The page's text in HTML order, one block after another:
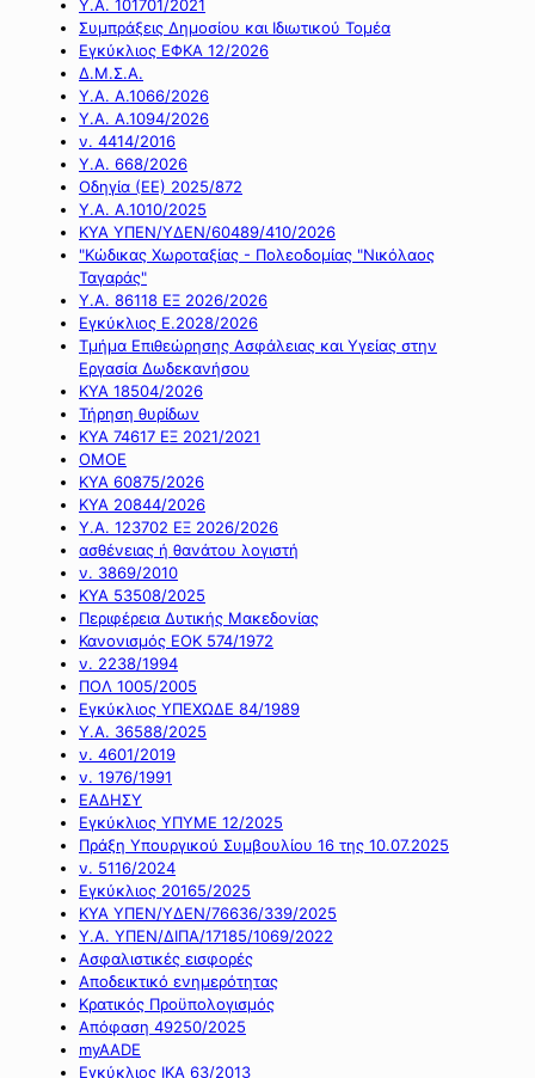
Υ.Α. 101701/2021
Συμπράξεις Δημοσίου και Ιδιωτικού Τομέα
Εγκύκλιος ΕΦΚΑ 12/2026
Δ.Μ.Σ.Α.
Υ.Α. Α.1066/2026
Υ.Α. Α.1094/2026
ν. 4414/2016
Y.A. 668/2026
Οδηγία (ΕΕ) 2025/872
Υ.Α. Α.1010/2025
ΚΥΑ ΥΠΕΝ/ΥΔΕΝ/60489/410/2026
"Κώδικας Χωροταξίας - Πολεοδομίας "Νικόλαος
Ταγαράς"
Υ.Α. 86118 ΕΞ 2026/2026
Εγκύκλιος Ε.2028/2026
Τμήμα Επιθεώρησης Ασφάλειας και Υγείας στην
Εργασία Δωδεκανήσου
ΚΥΑ 18504/2026
Τήρηση θυρίδων
ΚΥΑ 74617 ΕΞ 2021/2021
ΟΜΟΕ
ΚΥΑ 60875/2026
ΚΥΑ 20844/2026
Υ.Α. 123702 ΕΞ 2026/2026
ασθένειας ή θανάτου λογιστή
ν. 3869/2010
ΚΥΑ 53508/2025
Περιφέρεια Δυτικής Μακεδονίας
Κανονισμός ΕΟΚ 574/1972
ν. 2238/1994
ΠΟΛ 1005/2005
Εγκύκλιος ΥΠΕΧΩΔΕ 84/1989
Υ.Α. 36588/2025
ν. 4601/2019
ν. 1976/1991
ΕΑΔΗΣΥ
Εγκύκλιος ΥΠΥΜΕ 12/2025
Πράξη Υπουργικού Συμβουλίου 16 της 10.07.2025
ν. 5116/2024
Εγκύκλιος 20165/2025
ΚΥΑ ΥΠΕΝ/ΥΔΕΝ/76636/339/2025
Υ.Α. ΥΠΕΝ/ΔΙΠΑ/17185/1069/2022
Ασφαλιστικές εισφορές
Αποδεικτικό ενημερότητας
Κρατικός Προϋπολογισμός
Απόφαση 49250/2025
myAADE
Εγκύκλιος ΙΚΑ 63/2013